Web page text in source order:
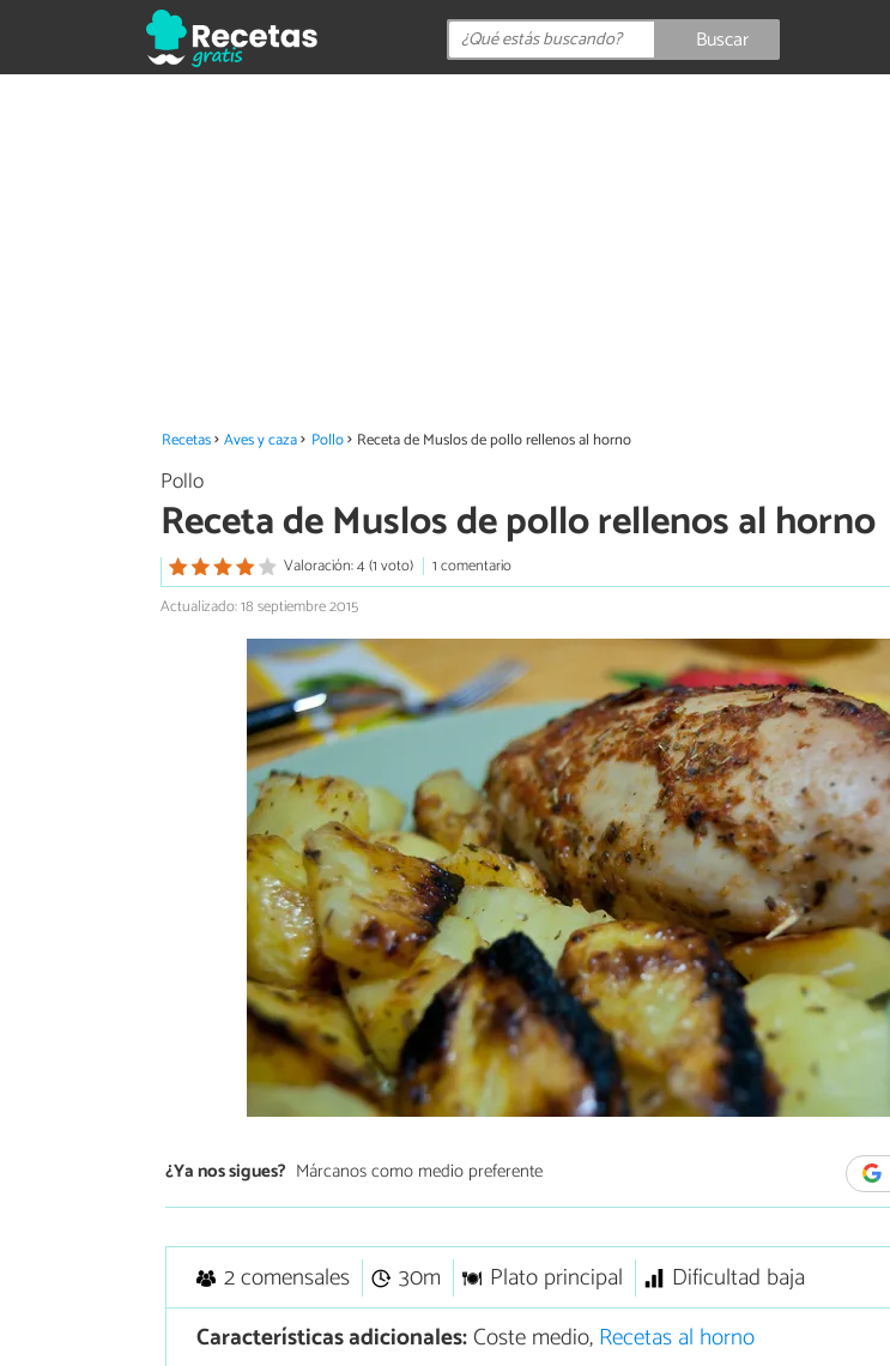
Buscar
Recetas Aves y caza Pollo Receta de Muslos de pollo rellenos al horno
Pollo
Receta de Muslos de pollo rellenos al horno
Valoración: 4 (1 voto)
1 comentario
Actualizado: 18 septiembre 2015
¿Ya nos sigues? Márcanos como medio preferente
2 comensales 30m Plato principal
Dificultad baja
Características adicionales:Coste medio,Recetas al horno